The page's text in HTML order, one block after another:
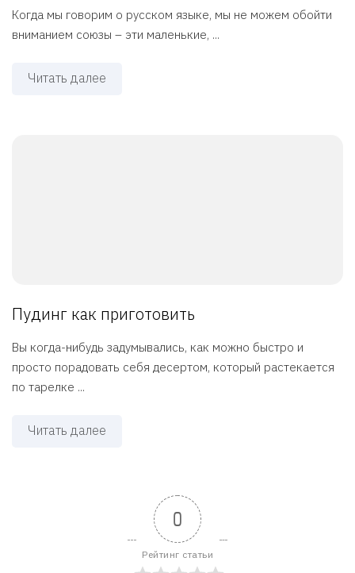
Когда мы говорим о русском языке, мы не можем обойти
вниманием союзы – эти маленькие, ...
Читать далее
Пудинг как приготовить
Вы когда-нибудь задумывались, как можно быстро и
просто порадовать себя десертом, который растекается
по тарелке ...
Читать далее
0
Рейтинг статьи